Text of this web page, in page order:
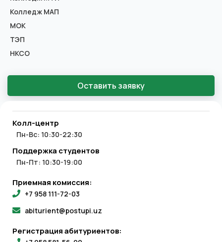
Колледж МАП
МОК
ТЭП
НКСО
Оставить заявку
Колл-центр
Пн-Вс: 10:30-22:30
Поддержка студентов
Пн-Пт: 10:30-19:00
Приемная комиссия:
+7 958 111-72-03
abiturient@postupi.uz
Регистрация абитуриентов: